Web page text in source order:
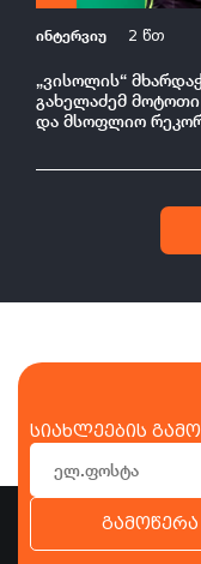
ინტერვიუ 2 წთ
„ვისოლის“
გახელაძემ მოტოთი
და მსოფლიო
სიახლეების
გამოწერა